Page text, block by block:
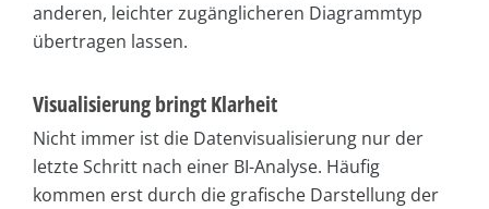
anderen, leichter zugänglicheren Diagrammtyp
übertragen lassen.
Visualisierung bringt Klarheit
Nicht immer ist die Datenvisualisierung nur der
letzte Schritt nach einer BI-Analyse. Häufig
kommen erst durch die grafische Darstellung der